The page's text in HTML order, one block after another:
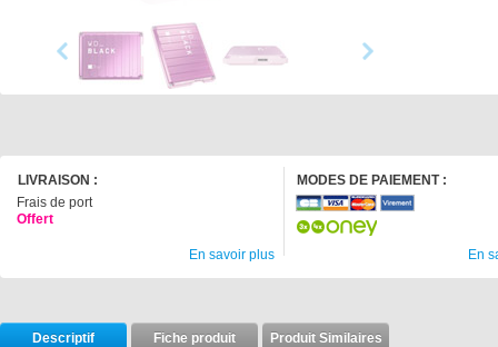
LIVRAISON :
Frais de port
Offert
En savoir plus
MODES DE PAIEMENT :
En
Descriptif Fiche produit Produit Similaires